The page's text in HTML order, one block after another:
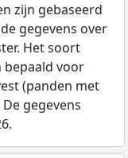
zijn gebaseerd
gegevens over
Het soort
voor
(panden met
gegevens